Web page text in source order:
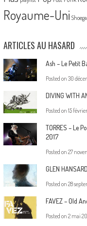
Royaume-Uni
ARTICLES AU HASARD
Ash – Le Petit
Posted on 30
DIVING WITH
Posted on 15
TORRES – Le
2017
Posted on 27
GLEN
Posted on 28
FAVEZ – Old
Posted on 2 mai